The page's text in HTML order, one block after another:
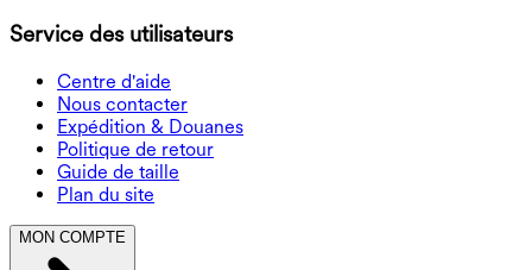
Service des utilisateurs
Centre d'aide
Nous contacter
Expédition & Douanes
Politique de retour
Guide de taille
Plan du site
MON COMPTE